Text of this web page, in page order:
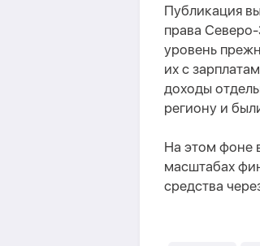
Публикация
права
уровень
их с
доходы
региону и
На этом фоне
масштабах
средства